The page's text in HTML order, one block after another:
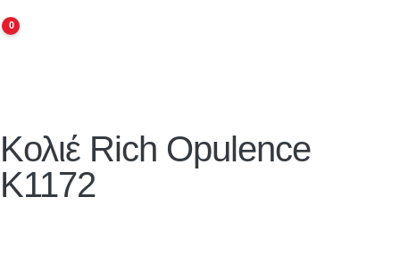
0
Κολιέ Rich Opulence
K1172